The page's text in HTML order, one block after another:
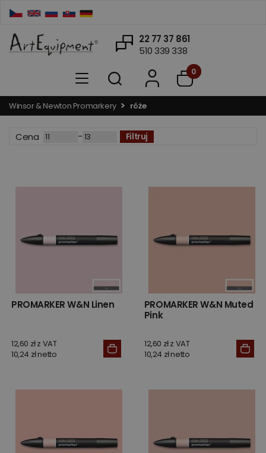
22 77 37 861
510 339 338
0
Winsor & Newton Promarkery róże
Cena - Filtruj
PROMARKER W&N Linen
12,60 zł z VAT
10,24 zł netto
PROMARKER W&N Muted
Pink
12,60 zł z VAT
10,24 zł netto